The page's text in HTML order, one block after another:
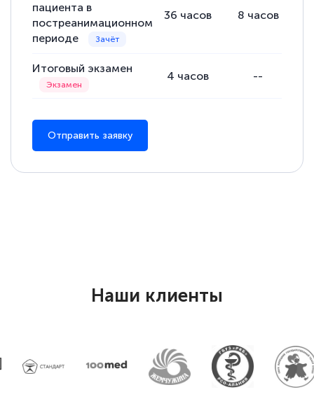
пациента в
постреанимационном
периоде
36 часов 8 часов
Итоговый экзамен
4 часов --
Отправить заявку
Наши клиенты